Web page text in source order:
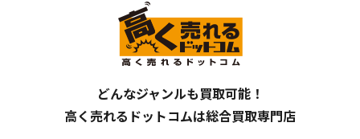
どんなジャンルも買取可能！
高く売れるドットコムは総合買取専門店